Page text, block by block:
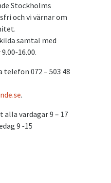
Stockholms
och vi värnar om
samtal med
16.00.
072 – 503 48
.
vardagar 9 – 17
9 -15